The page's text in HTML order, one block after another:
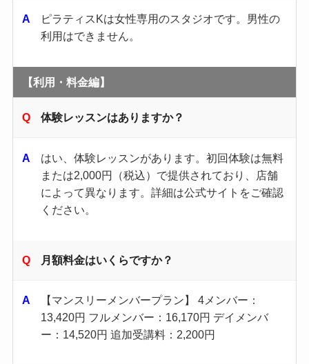
ピラティスKは女性専用のスタジオです。​男性の
利用はできません。​
【利用・料金編】
体験レッスンはありますか？
はい、体験レッスンがあります。​初回体験は無料
または2,000円（税込）で提供されており、店舗
によって異なります。​詳細は公式サイトをご確認
ください。 ​
月額料金はいくらですか？
【マンスリーメンバープラン】 4メンバー：
13,420円 フルメンバー：16,170円 デイメンバ
ー：14,520円 追加受講料：2,200円